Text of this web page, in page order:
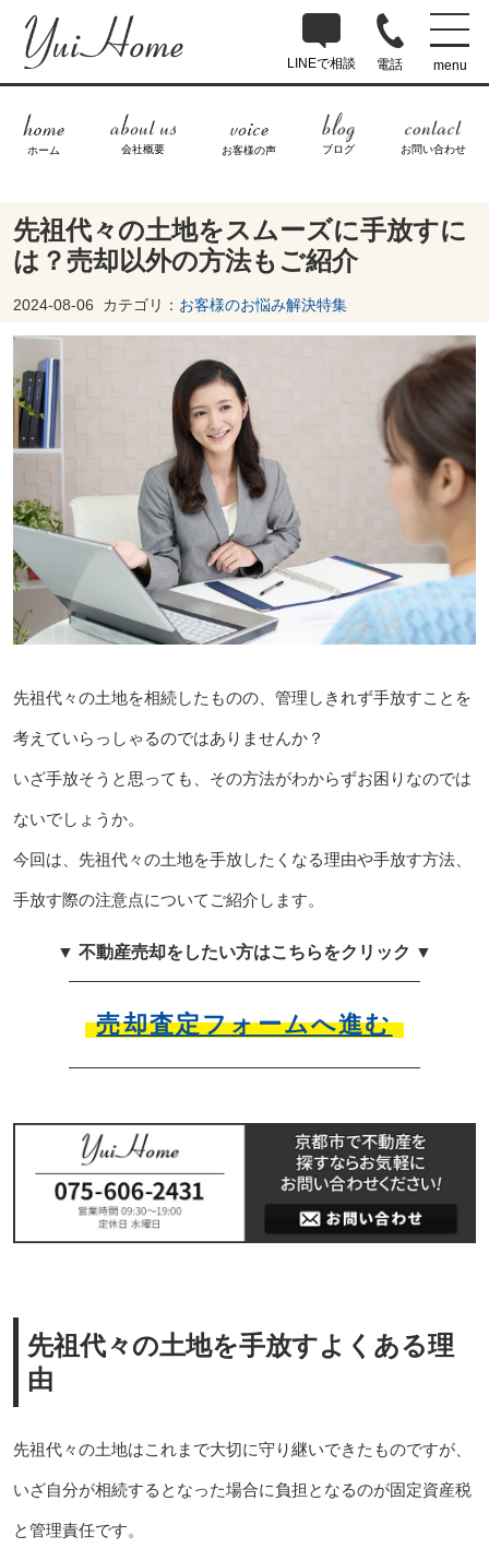
LINEで相談 電話 menu
ホーム 会社概要 お客様の声 ブログ お問い合わせ
先祖代々の土地をスムーズに手放すに
は？売却以外の方法もご紹介
2024-08-06 カテゴリ： お客様のお悩み解決特集
先祖代々の土地を相続したものの、管理しきれず手放すことを
考えていらっしゃるのではありませんか？
いざ手放そうと思っても、その方法がわからずお困りなのでは
ないでしょうか。
今回は、先祖代々の土地を手放したくなる理由や手放す方法、
手放す際の注意点についてご紹介します。
▼ 不動産売却をしたい方はこちらをクリック ▼
売却査定フォームへ進む
先祖代々の土地を手放すよくある理
由
先祖代々の土地はこれまで大切に守り継いできたものですが、
いざ自分が相続するとなった場合に負担となるのが固定資産税
と管理責任です。